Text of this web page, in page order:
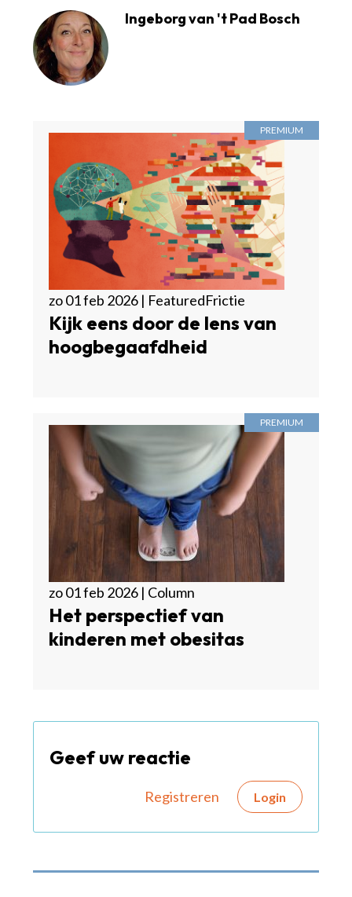
Ingeborg van 't Pad Bosch
zo 01 feb 2026 | FeaturedFrictie
Kijk eens door de lens van
hoogbegaafdheid
zo 01 feb 2026 | Column
Het perspectief van
kinderen met obesitas
Geef uw reactie
Registreren Login